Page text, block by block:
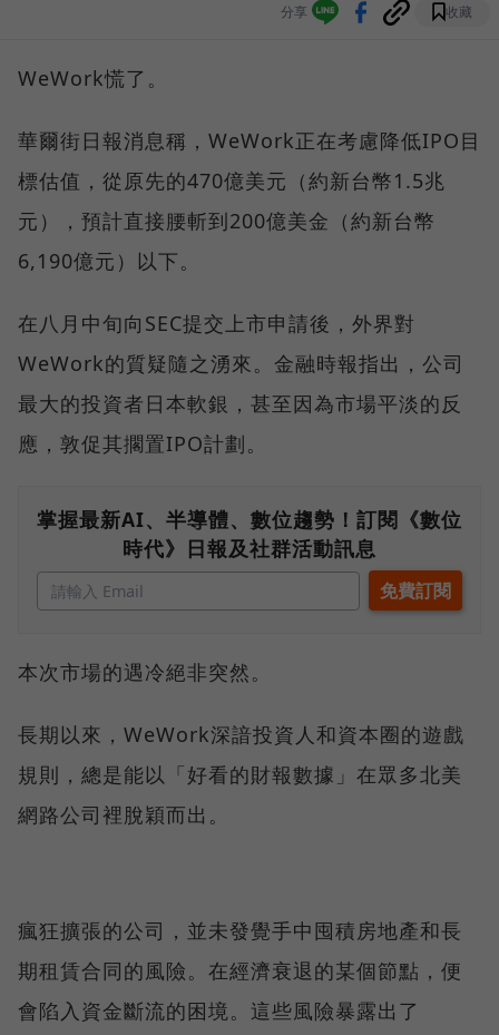
分享 收藏
WeWork慌了。
華爾街日報消息稱，WeWork正在考慮降低IPO目
標估值，從原先的470億美元（約新台幣1.5兆
元），預計直接腰斬到200億美金（約新台幣
6,190億元）以下。
在八月中旬向SEC提交上市申請後，外界對
WeWork的質疑隨之湧來。金融時報指出，公司
最大的投資者日本軟銀，甚至因為市場平淡的反
應，敦促其擱置IPO計劃。
掌握最新AI、半導體、數位趨勢！訂閱《數位
時代》日報及社群活動訊息
本次市場的遇冷絕非突然。
長期以來，WeWork深諳投資人和資本圈的遊戲
規則，總是能以「好看的財報數據」在眾多北美
網路公司裡脫穎而出。
瘋狂擴張的公司，並未發覺手中囤積房地產和長
期租賃合同的風險。在經濟衰退的某個節點，便
會陷入資金斷流的困境。這些風險暴露出了